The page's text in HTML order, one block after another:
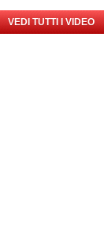
VEDI TUTTI I VIDEO